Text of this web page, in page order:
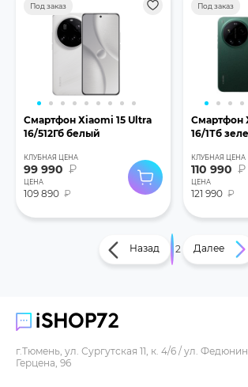
Под заказ
Смартфон Хiaomi 15 Ultra
16/512Гб белый
КЛУБНАЯ ЦЕНА
99 990 ₽
ЦЕНА
109 890 ₽
Под заказ
Смартфон
16/1Тб
КЛУБНАЯ ЦЕНА
110 990 ₽
ЦЕНА
121 990 ₽
Назад 12 Далее
г.Тюмень, ул. Сургутская 11, к. 4/6 / ул.
Герцена, 96